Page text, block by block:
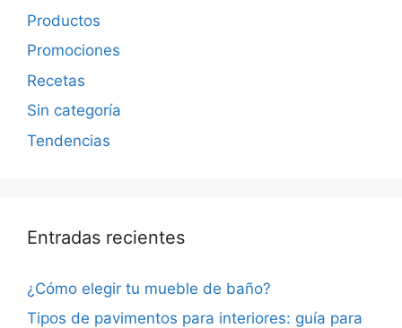
Productos
Promociones
Recetas
Sin categoría
Tendencias
Entradas recientes
¿Cómo elegir tu mueble de baño?
Tipos de pavimentos para interiores: guía para